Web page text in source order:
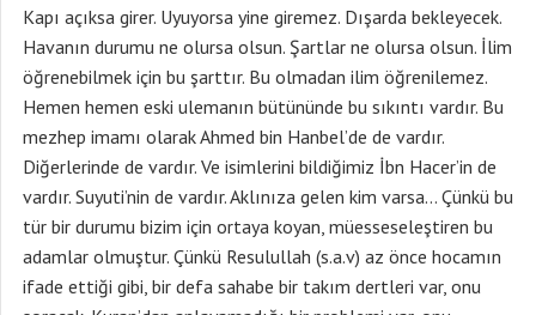
Kapı açıksa girer. Uyuyorsa yine giremez. Dışarda bekleyecek.
Havanın durumu ne olursa olsun. Şartlar ne olursa olsun. İlim
öğrenebilmek için bu şarttır. Bu olmadan ilim öğrenilemez.
Hemen hemen eski ulemanın bütününde bu sıkıntı vardır. Bu
mezhep imamı olarak Ahmed bin Hanbel’de de vardır.
Diğerlerinde de vardır. Ve isimlerini bildiğimiz İbn Hacer’in de
vardır. Suyuti’nin de vardır. Aklınıza gelen kim varsa… Çünkü bu
tür bir durumu bizim için ortaya koyan, müesseseleştiren bu
adamlar olmuştur. Çünkü Resulullah (s.a.v) az önce hocamın
ifade ettiği gibi, bir defa sahabe bir takım dertleri var, onu